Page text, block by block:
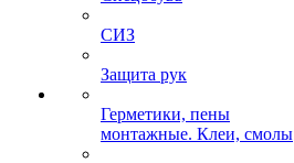
СИЗ
Защита рук
Герметики, пены
монтажные. Клеи, смолы